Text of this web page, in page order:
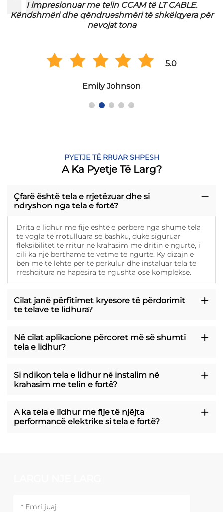
I impresionuar me telin CCAM të LT CABLE.
Këndshmëri dhe qëndrueshmëri të shkëlqyera për
nevojat tona
5.0
Emily Johnson
PYETJE TË RRUAR SHPESH
A Ka Pyetje Të Larg?
Çfarë është tela e rrjetëzuar dhe si
ndryshon nga tela e fortë?
Drita e lidhur me fije është e përbërë nga shumë tela
të vogla të rrotulluara së bashku, duke siguruar
fleksibilitet të rritur në krahasim me dritin e ngurtë, i
cili ka një bërthamë të vetme të ngurtë. Ky dizajn e
bën më të lehtë për të përkulur dhe instaluar tela të
rrëshqitura në hapësira të ngushta ose komplekse.
Cilat janë përfitimet kryesore të përdorimit
të telave të lidhura?
Në cilat aplikacione përdoret më së shumti
tela e lidhur?
Si ndikon tela e lidhur në instalim në
krahasim me telin e fortë?
A ka tela e lidhur me fije të njëjta
performancë elektrike si tela e fortë?